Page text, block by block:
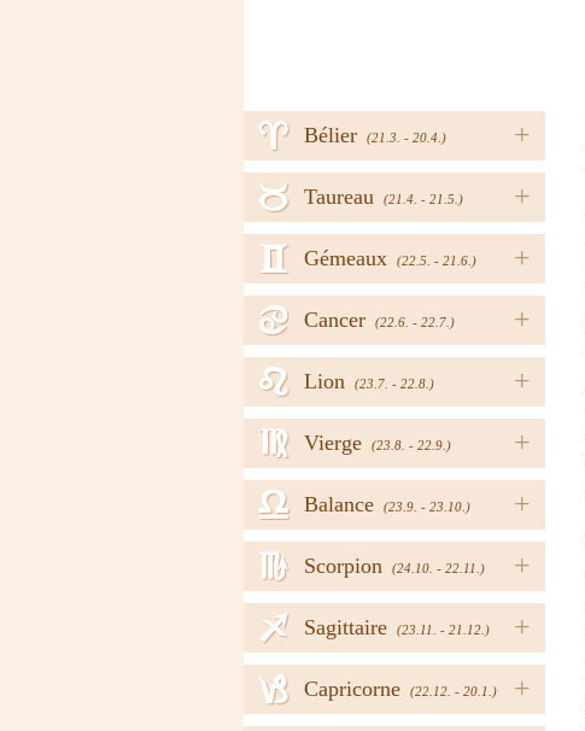
+
Bélier (21.3. - 20.4.)
a
+
Taureau (21.4. - 21.5.)
b
+
Gémeaux (22.5. - 21.6.)
c
+
Cancer (22.6. - 22.7.)
d
+
Lion (23.7. - 22.8.)
e
+
Vierge (23.8. - 22.9.)
f
+
Balance (23.9. - 23.10.)
g
+
Scorpion (24.10. - 22.11.)
h
+
Sagittaire (23.11. - 21.12.)
i
+
Capricorne (22.12. - 20.1.)
j